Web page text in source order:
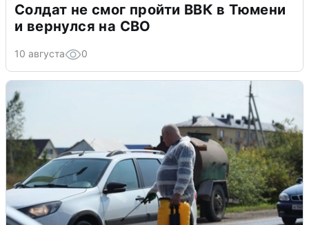
Солдат не смог пройти ВВК в Тюмени
и вернулся на СВО
10 августа 0